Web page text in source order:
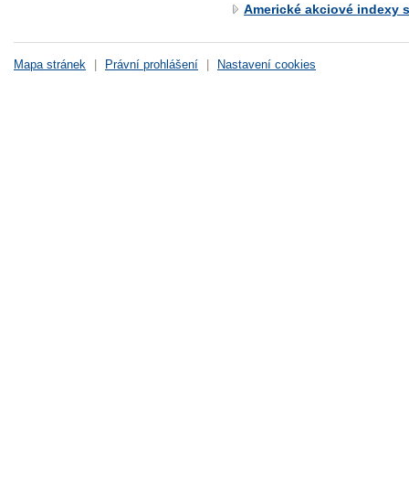
Americké akciové indexy
Mapa stránek | Právní prohlášení | Nastavení cookies